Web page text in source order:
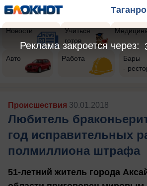
Новости
Учиться
готов
Авто Работа
Бары
-
Происшествия 30.01.2018
Любитель
год исправительных
полмиллиона штрафа
51-летний житель города